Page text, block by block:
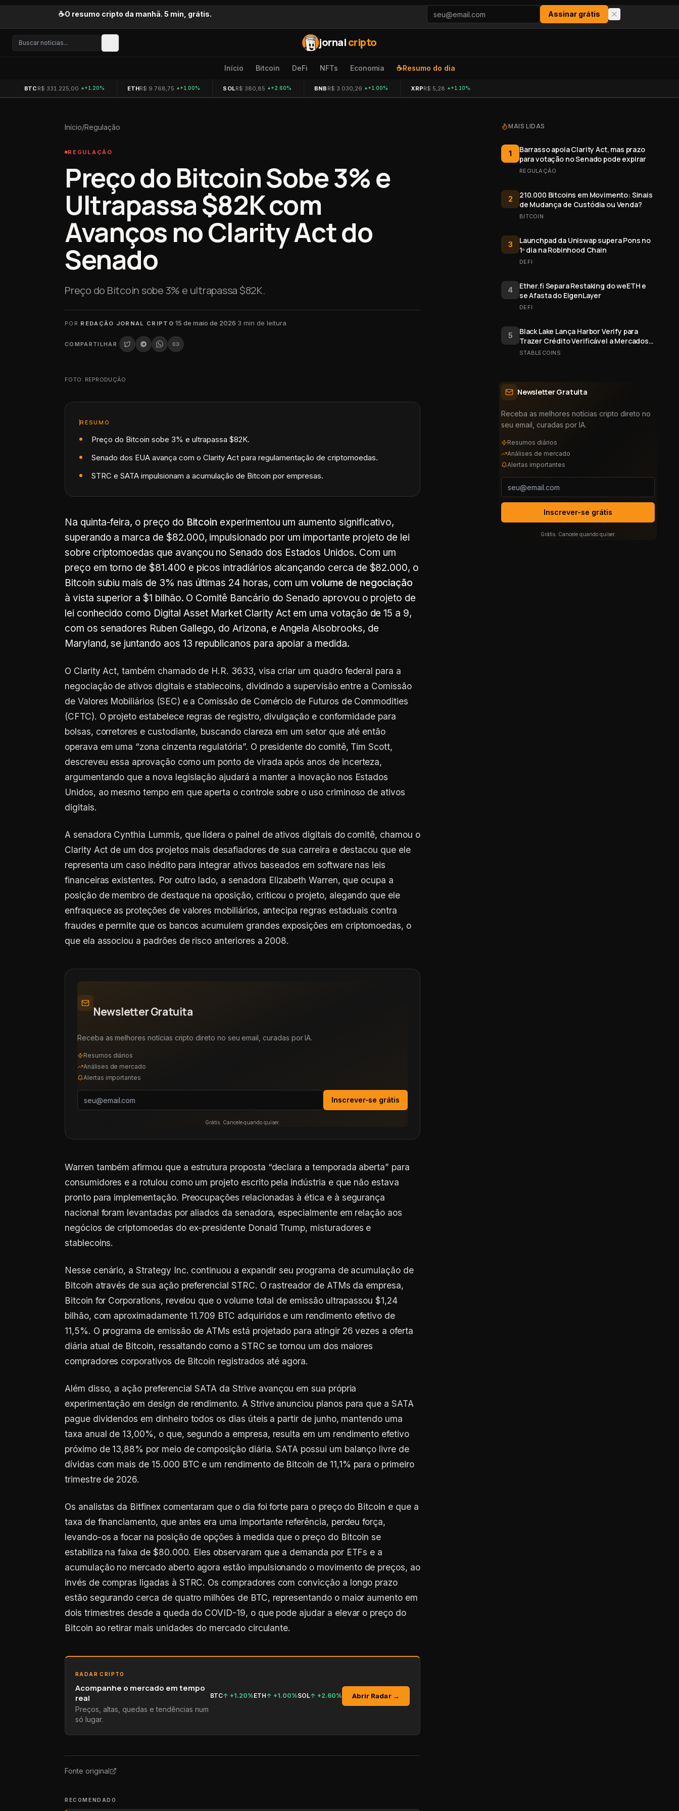
☕O resumo cripto da manhã. 5 min, grátis. Assinar grátis
jornalcripto
Início Bitcoin DeFi NFTs Economia ☕Resumo do dia
BTC R$ 331.225,00 +1.20% ETHR$ 9.768,75 +1.00% SOLR$ 380,85 +2.60% BNB R$ 3.030,26 +1.00% XRPR$ 5,28 +1.10%
Início/Regulação
REGULAÇÃO
Preço do Bitcoin Sobe 3% e
Ultrapassa $82K com
Avanços no Clarity Act do
Senado
Preço do Bitcoin sobe 3% e ultrapassa $82K.
POR REDAÇÃO JORNAL CRIPTO·15 de maio de 2026·3 min de leitura
COMPARTILHAR
FOTO: REPRODUÇÃO
RESUMO
Preço do Bitcoin sobe 3% e ultrapassa $82K.
Senado dos EUA avança com o Clarity Act para regulamentação de criptomoedas.
STRC e SATA impulsionam a acumulação de Bitcoin por empresas.
Na quinta-feira, o preço do Bitcoin experimentou um aumento significativo,
superando a marca de $82.000, impulsionado por um importante projeto de lei
sobre criptomoedas que avançou no Senado dos Estados Unidos. Com um
preço em torno de $81.400 e picos intradiários alcançando cerca de $82.000, o
Bitcoin subiu mais de 3% nas últimas 24 horas, com umvolume de negociação
à vista superior a $1 bilhão. O Comitê Bancário do Senado aprovou o projeto de
lei conhecido como Digital Asset Market Clarity Act em uma votação de 15 a 9,
com os senadores Ruben Gallego, do Arizona, e Angela Alsobrooks, de
Maryland, se juntando aos 13 republicanos para apoiar a medida.
O Clarity Act, também chamado de H.R. 3633, visa criar um quadro federal para a
negociação de ativos digitais e stablecoins, dividindo a supervisão entre a Comissão
de Valores Mobiliários (SEC) e a Comissão de Comércio de Futuros de Commodities
(CFTC). O projeto estabelece regras de registro, divulgação e conformidade para
bolsas, corretores e custodiante, buscando clareza em um setor que até então
operava em uma “zona cinzenta regulatória”. O presidente do comitê, Tim Scott,
descreveu essa aprovação como um ponto de virada após anos de incerteza,
argumentando que a nova legislação ajudará a manter a inovação nos Estados
Unidos, ao mesmo tempo em que aperta o controle sobre o uso criminoso de ativos
digitais.
A senadora Cynthia Lummis, que lidera o painel de ativos digitais do comitê, chamou o
Clarity Act de um dos projetos mais desafiadores de sua carreira e destacou que ele
representa um caso inédito para integrar ativos baseados em software nas leis
financeiras existentes. Por outro lado, a senadora Elizabeth Warren, que ocupa a
posição de membro de destaque na oposição, criticou o projeto, alegando que ele
enfraquece as proteções de valores mobiliários, antecipa regras estaduais contra
fraudes e permite que os bancos acumulem grandes exposições em criptomoedas, o
que ela associou a padrões de risco anteriores a 2008.
Newsletter Gratuita
Receba as melhores notícias cripto direto no seu email, curadas por IA.
Resumos diários
Análises de mercado
Alertas importantes
Inscrever-se grátis
Grátis. Cancele quando quiser.
Warren também afirmou que a estrutura proposta “declara a temporada aberta” para
consumidores e a rotulou como um projeto escrito pela indústria e que não estava
pronto para implementação. Preocupações relacionadas à ética e à segurança
nacional foram levantadas por aliados da senadora, especialmente em relação aos
negócios de criptomoedas do ex-presidente Donald Trump, misturadores e
stablecoins.
Nesse cenário, a Strategy Inc. continuou a expandir seu programa de acumulação de
Bitcoin através de sua ação preferencial STRC. O rastreador de ATMs da empresa,
Bitcoin for Corporations, revelou que o volume total de emissão ultrapassou $1,24
bilhão, com aproximadamente 11.709 BTC adquiridos e um rendimento efetivo de
11,5%. O programa de emissão de ATMs está projetado para atingir 26 vezes a oferta
diária atual de Bitcoin, ressaltando como a STRC se tornou um dos maiores
compradores corporativos de Bitcoin registrados até agora.
Além disso, a ação preferencial SATA da Strive avançou em sua própria
experimentação em design de rendimento. A Strive anunciou planos para que a SATA
pague dividendos em dinheiro todos os dias úteis a partir de junho, mantendo uma
taxa anual de 13,00%, o que, segundo a empresa, resulta em um rendimento efetivo
próximo de 13,88% por meio de composição diária. SATA possui um balanço livre de
dívidas com mais de 15.000 BTC e um rendimento de Bitcoin de 11,1% para o primeiro
trimestre de 2026.
Os analistas da Bitfinex comentaram que o dia foi forte para o preço do Bitcoin e que a
taxa de financiamento, que antes era uma importante referência, perdeu força,
levando-os a focar na posição de opções à medida que o preço do Bitcoin se
estabiliza na faixa de $80.000. Eles observaram que a demanda por ETFs e a
acumulação no mercado aberto agora estão impulsionando o movimento de preços, ao
invés de compras ligadas à STRC. Os compradores com convicção a longo prazo
estão segurando cerca de quatro milhões de BTC, representando o maior aumento em
dois trimestres desde a queda do COVID-19, o que pode ajudar a elevar o preço do
Bitcoin ao retirar mais unidades do mercado circulante.
RADAR CRIPTO
Acompanhe o mercado em tempo
real
Preços, altas, quedas e tendências num
só lugar.
BTC↑ +1.20%ETH↑ +1.00%SOL↑ +2.60% Abrir Radar →
Fonte original
RECOMENDADO
MAIS LIDAS
1
Barrasso apoia Clarity Act, mas prazo
para votação no Senado pode expirar
REGULAÇÃO
2
210.000 Bitcoins em Movimento: Sinais
de Mudança de Custódia ou Venda?
BITCOIN
3
Launchpad da Uniswap supera Pons no
1º dia na Robinhood Chain
DEFI
4
Ether.fi Separa Restaking do weETH e
se Afasta do EigenLayer
DEFI
5
Black Lake Lança Harbor Verify para
Trazer Crédito Verificável a Mercados
Onchain
STABLECOINS
Newsletter Gratuita
Receba as melhores notícias cripto direto no
seu email, curadas por IA.
Resumos diários
Análises de mercado
Alertas importantes
Inscrever-se grátis
Grátis. Cancele quando quiser.